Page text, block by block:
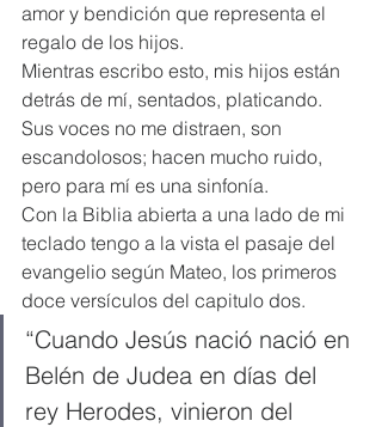
amor y bendición que representa el
regalo de los hijos.
Mientras escribo esto, mis hijos están
detrás de mí, sentados, platicando.
Sus voces no me distraen, son
escandolosos; hacen mucho ruido,
pero para mí es una sinfonía.
Con la Biblia abierta a una lado de mi
teclado tengo a la vista el pasaje del
evangelio según Mateo, los primeros
doce versículos del capitulo dos.
“Cuando Jesús nació nació en
Belén de Judea en días del
rey Herodes, vinieron del